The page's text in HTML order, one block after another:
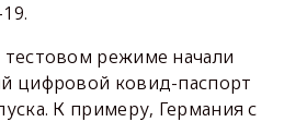
режиме начали
цифровой ковид-паспорт
К примеру, Германия с